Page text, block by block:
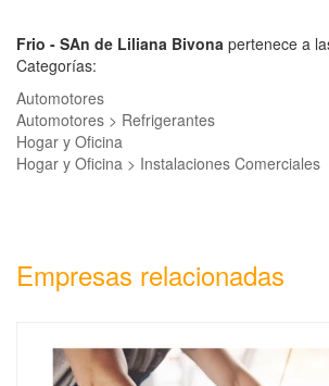
Frio - SAn de Liliana Bivona pertenece a
Categorías:
Automotores
Automotores > Refrigerantes
Hogar y Oficina
Hogar y Oficina > Instalaciones Comerciales
Empresas relacionadas